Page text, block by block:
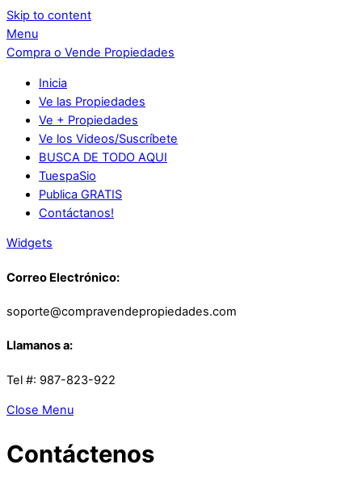
Skip to content
Menu
Compra o Vende Propiedades
Inicia
Ve las Propiedades
Ve + Propiedades
Ve los Videos/Suscríbete
BUSCA DE TODO AQUI
TuespaSio
Publica GRATIS
Contáctanos!
Widgets
Correo Electrónico:
soporte@compravendepropiedades.com
Llamanos a:
Tel #: 987-823-922
Close Menu
Contáctenos